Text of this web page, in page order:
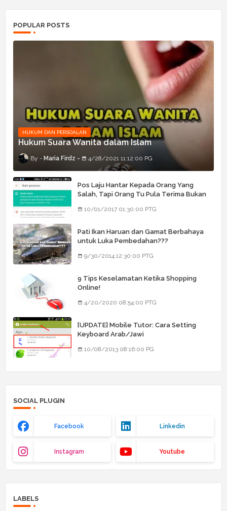
POPULAR POSTS
HUKUM DAN PERSOALAN
Hukum Suara Wanita dalam Islam
Maria Firdz 4/28/2021 11:12:00 PG
Pos Laju Hantar Kepada Orang Yang
Salah, Tapi Orang Tu Pula Terima Bukan
10/01/2017 01:30:00 PTG
Pati Ikan Haruan dan Gamat Berbahaya
untuk Luka Pembedahan???
9/30/2014 12:30:00 PTG
9 Tips Keselamatan Ketika Shopping
Online!
4/20/2020 08:54:00 PTG
[UPDATE] Mobile Tutor: Cara Setting
Keyboard Arab/Jawi
10/08/2013 08:16:00 PG
SOCIAL PLUGIN
Facebook Linkedin
Instagram Youtube
LABELS